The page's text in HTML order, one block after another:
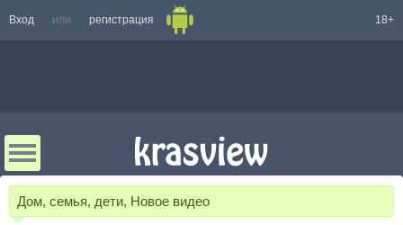
Вход или регистрация 18+
Дом, семья, дети, Новое видео